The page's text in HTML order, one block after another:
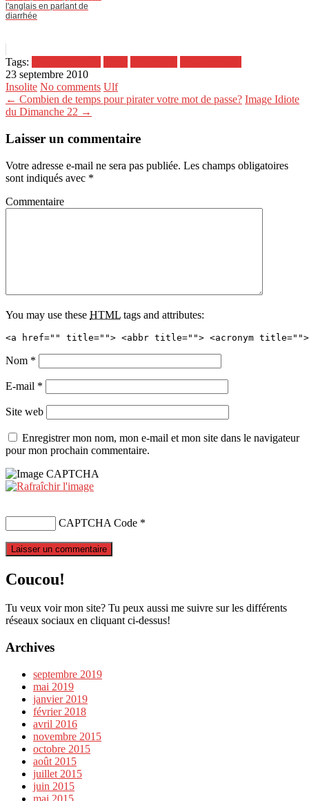
l'anglais en parlant de
diarrhée
Tags:
23 septembre 2010
Insolite No comments Ulf
← Combien de temps pour pirater votre mot de passe? Image Idiote
du Dimanche 22 →
Laisser un commentaire
Votre adresse e-mail ne sera pas publiée. Les champs obligatoires
sont indiqués avec *
Commentaire
You may use these HTML tags and attributes:
<a href="" title=""> <abbr title=""> <acronym title="">
Nom *
E-mail *
Site web
Enregistrer mon nom, mon e-mail et mon site dans le navigateur
pour mon prochain commentaire.
CAPTCHA Code *
Coucou!
Tu veux voir mon site? Tu peux aussi me suivre sur les différents
réseaux sociaux en cliquant ci-dessus!
Archives
septembre 2019
mai 2019
janvier 2019
février 2018
avril 2016
novembre 2015
octobre 2015
août 2015
juillet 2015
juin 2015
mai 2015